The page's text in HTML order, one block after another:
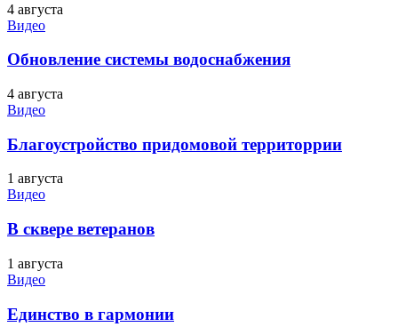
4 августа
Видео
Обновление системы водоснабжения
4 августа
Видео
Благоустройство придомовой территоррии
1 августа
Видео
В сквере ветеранов
1 августа
Видео
Единство в гармонии